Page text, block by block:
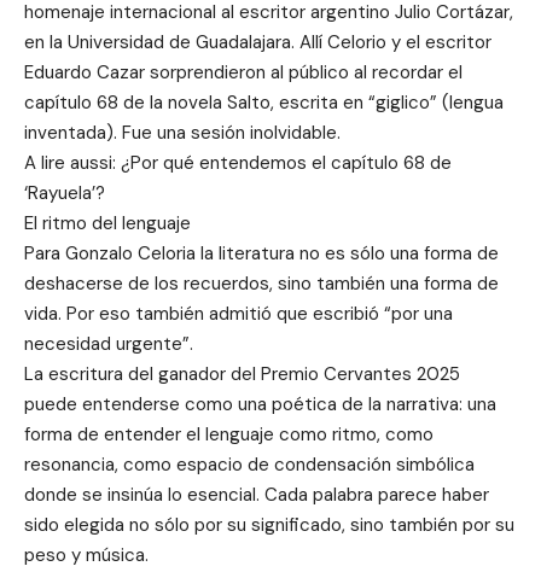
homenaje internacional al escritor argentino Julio Cortázar,
en la Universidad de Guadalajara. Allí Celorio y el escritor
Eduardo Cazar sorprendieron al público al recordar el
capítulo 68 de la novela Salto, escrita en “giglico” (lengua
inventada). Fue una sesión inolvidable.
A lire aussi: ¿Por qué entendemos el capítulo 68 de
‘Rayuela’?
El ritmo del lenguaje
Para Gonzalo Celoria la literatura no es sólo una forma de
deshacerse de los recuerdos, sino también una forma de
vida. Por eso también admitió que escribió “por una
necesidad urgente”.
La escritura del ganador del Premio Cervantes 2025
puede entenderse como una poética de la narrativa: una
forma de entender el lenguaje como ritmo, como
resonancia, como espacio de condensación simbólica
donde se insinúa lo esencial. Cada palabra parece haber
sido elegida no sólo por su significado, sino también por su
peso y música.